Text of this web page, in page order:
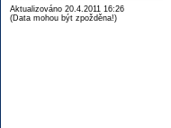
Aktualizováno 20.4.2011 16:26
(Data mohou být zpožděna!)